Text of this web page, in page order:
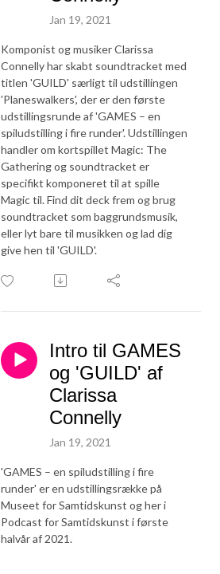
Jan 19, 2021
Komponist og musiker Clarissa
Connelly har skabt soundtracket med
titlen 'GUILD' særligt til udstillingen
'Planeswalkers', der er den første
udstillingsrunde af 'GAMES – en
spiludstilling i fire runder'. Udstillingen
handler om kortspillet Magic: The
Gathering og soundtracket er
specifikt komponeret til at spille
Magic til. Find dit deck frem og brug
soundtracket som baggrundsmusik,
eller lyt bare til musikken og lad dig
give hen til 'GUILD'.
Intro til GAMES
og 'GUILD' af
Clarissa
Connelly
Jan 19, 2021
'GAMES – en spiludstilling i fire
runder' er en udstillingsrække på
Museet for Samtidskunst og her i
Podcast for Samtidskunst i første
halvår af 2021.